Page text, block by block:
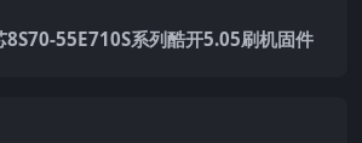
8S70-55E710S系列酷开5.05刷机固件